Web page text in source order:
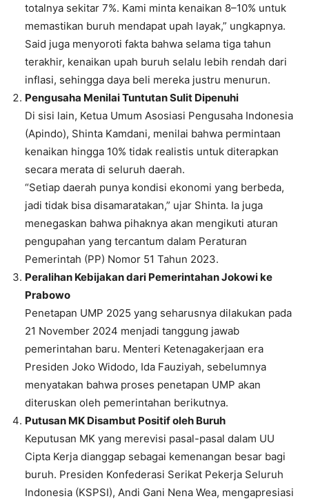
totalnya sekitar 7%. Kami minta kenaikan 8–10% untuk
memastikan buruh mendapat upah layak,” ungkapnya.
Said juga menyoroti fakta bahwa selama tiga tahun
terakhir, kenaikan upah buruh selalu lebih rendah dari
inflasi, sehingga daya beli mereka justru menurun.
Pengusaha Menilai Tuntutan Sulit Dipenuhi
Di sisi lain, Ketua Umum Asosiasi Pengusaha Indonesia
(Apindo), Shinta Kamdani, menilai bahwa permintaan
kenaikan hingga 10% tidak realistis untuk diterapkan
secara merata di seluruh daerah.
“Setiap daerah punya kondisi ekonomi yang berbeda,
jadi tidak bisa disamaratakan,” ujar Shinta. Ia juga
menegaskan bahwa pihaknya akan mengikuti aturan
pengupahan yang tercantum dalam Peraturan
Pemerintah (PP) Nomor 51 Tahun 2023.
Peralihan Kebijakan dari Pemerintahan Jokowi ke
Prabowo
Penetapan UMP 2025 yang seharusnya dilakukan pada
21 November 2024 menjadi tanggung jawab
pemerintahan baru. Menteri Ketenagakerjaan era
Presiden Joko Widodo, Ida Fauziyah, sebelumnya
menyatakan bahwa proses penetapan UMP akan
diteruskan oleh pemerintahan berikutnya.
Putusan MK Disambut Positif oleh Buruh
Keputusan MK yang merevisi pasal-pasal dalam UU
Cipta Kerja dianggap sebagai kemenangan besar bagi
buruh. Presiden Konfederasi Serikat Pekerja Seluruh
Indonesia (KSPSI), Andi Gani Nena Wea, mengapresiasi